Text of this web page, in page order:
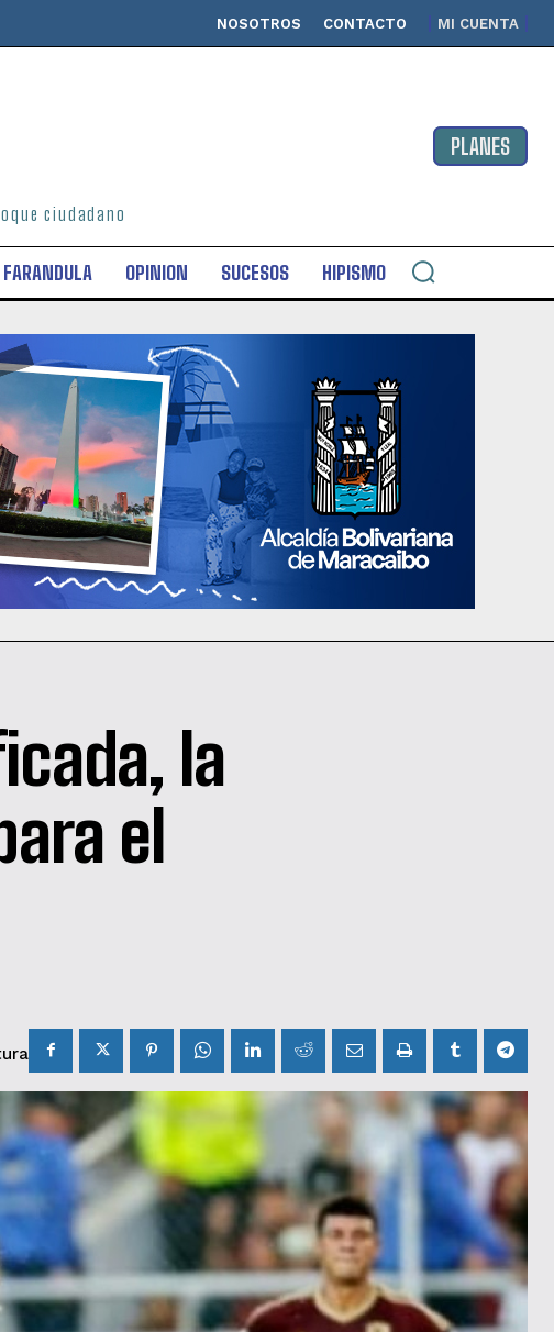
NOSOTROS CONTACTO MI CUENTA
ciudadano
PLANES
FARANDULA OPINION SUCESOS HIPISMO
la
el